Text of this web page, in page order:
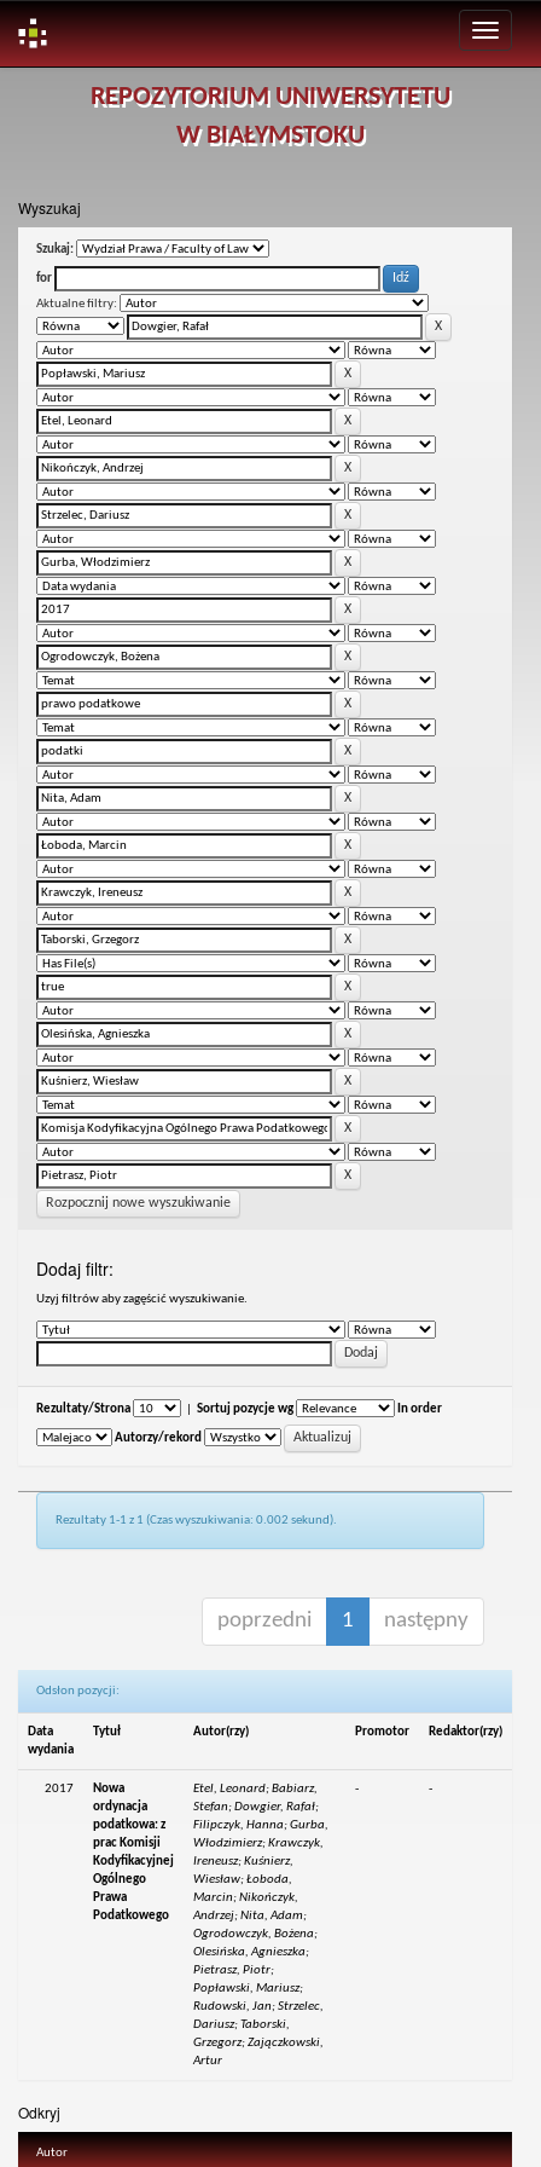
REPOZYTORIUM UNIWERSYTETU
W BIAŁYMSTOKU
Wyszukaj
Szukaj:
for
Aktualne filtry:
Rozpocznij nowe wyszukiwanie
Dodaj filtr:
Uzyj filtrów aby zagęścić wyszukiwanie.
Rezultaty/Strona Sortuj pozycje wg In order
Autorzy/rekord
Rezultaty 1-1 z 1 (Czas wyszukiwania: 0.002 sekund).
poprzedni 1 następny
Odsłon pozycji:
Data
wydania
Tytuł Autor(rzy) Promotor Redaktor(rzy)
2017
Nowa
ordynacja
podatkowa: z
prac Komisji
Kodyfikacyjnej
Ogólnego
Prawa
Podatkowego
Etel, Leonard; Babiarz,
Stefan; Dowgier, Rafał;
Filipczyk, Hanna; Gurba,
Włodzimierz; Krawczyk,
Ireneusz; Kuśnierz,
Wiesław; Łoboda,
Marcin; Nikończyk,
Andrzej; Nita, Adam;
Ogrodowczyk, Bożena;
Olesińska, Agnieszka;
Pietrasz, Piotr;
Popławski, Mariusz;
Rudowski, Jan; Strzelec,
Dariusz; Taborski,
Grzegorz; Zajączkowski,
Artur
- -
Odkryj
Autor